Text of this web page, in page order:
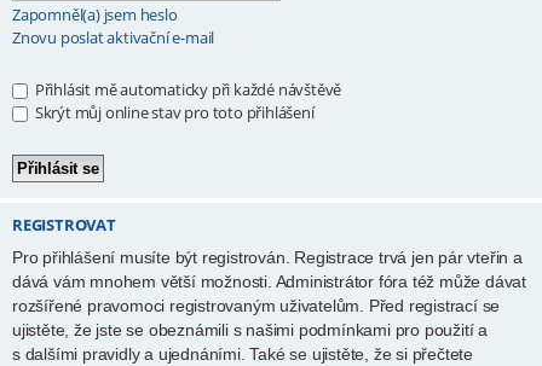
Zapomněl(a) jsem heslo
Znovu poslat aktivační e-mail
Přihlásit mě automaticky při každé návštěvě
Skrýt můj online stav pro toto přihlášení
REGISTROVAT
Pro přihlášení musíte být registrován. Registrace trvá jen pár vteřin a
dává vám mnohem větší možnosti. Administrátor fóra též může dávat
rozšířené pravomoci registrovaným uživatelům. Před registrací se
ujistěte, že jste se obeznámili s našimi podmínkami pro použití a
s dalšími pravidly a ujednáními. Také se ujistěte, že si přečtete